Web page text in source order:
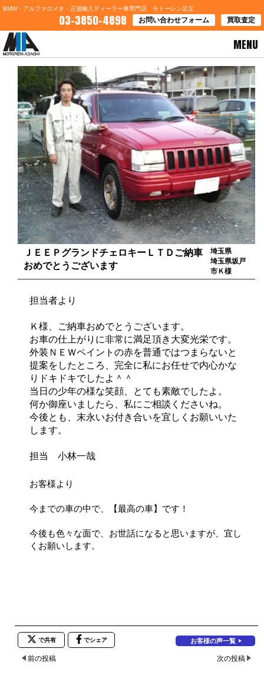
BMW・アルファロメオ・正規輸入ディーラー車専門店 モトーレン足立
03-3850-4898 お問い合わせフォーム 買取査定
MENU
HOME>お客様の声
ＪＥＥＰグランドチェロキーＬＴＤご納車
おめでとうございます
埼玉県
埼玉県坂戸
市Ｋ様
担当者より
Ｋ様、ご納車おめでとうございます。
お車の仕上がりに非常に満足頂き大変光栄です。
外装ＮＥＷペイントの赤を普通ではつまらないと
提案をしたところ、完全に私にお任せで内心かな
りドキドキでしたよ＾＾
当日の少年の様な笑顔、とても素敵でしたよ。
何か御座いましたら、私にご相談くださいね。
今後とも、末永いお付き合いを宜しくお願いいた
します。
担当 小林一哉
お客様より
今までの車の中で、【最高の車】です！
今後も色々な面で、お世話になると思いますが、宜し
くお願いします。
で共有 でシェア お客様の声一覧
前の投稿 次の投稿